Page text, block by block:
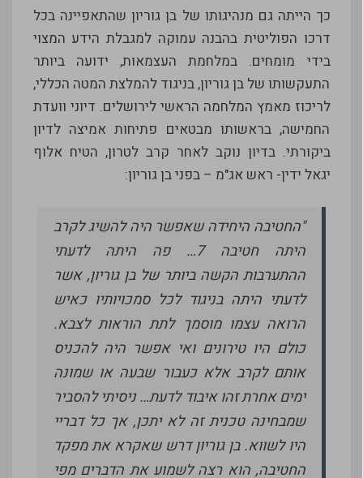
כך הייתה גם מנהיגותו של בן גוריון שהתאפיינה בכל
דרכו הפוליטית בהבנה עמוקה למגבלת הידע המצוי
בידי מומחים. במלחמת העצמאות, ידועה ביותר
התעקשותו של בן גוריון, בניגוד להמלצת המטה הכללי,
לריכוז מאמץ המלחמה הראשי לירושלים. דיוני וועדת
החמישה, בראשותו מבטאים פתיחות אמיצה לדיון
ביקורתי. בדיון נוקב לאחר קרב לטרון, הטיח אלוף
יגאל ידין- ראש אג"מ – בפני בן גוריון:
"החטיבה היחידה שאפשר היה להשיג לקרב
היתה חטיבה 7… פה היתה לדעתי
ההתערבות הקשה ביותר של בן גוריון, אשר
לדעתי היתה בניגוד לכל סמכויותיו כאיש
הרואה עצמו מוסמך לתת הוראות לצבא.
כולם היו טירונים ואי אפשר היה להכניס
אותם לקרב אלא כעבור שבעה או שמונה
ימים אחרת זהו איבוד לדעת… ניסיתי להסביר
שמבחינה טכנית זה לא יתכן, אך כל דבריי
היו לשווא. בן גוריון דרש שאקרא את מפקד
החטיבה, הוא רצה לשמוע את הדברים מפי